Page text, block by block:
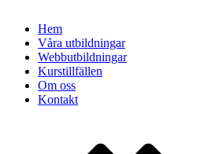
Hem
Våra utbildningar
Webbutbildningar
Kurstillfällen
Om oss
Kontakt